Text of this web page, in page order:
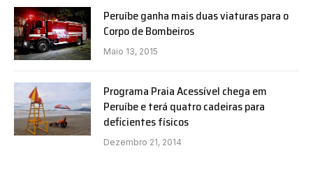
Peruíbe ganha mais duas viaturas para o
Corpo de Bombeiros
Maio 13, 2015
Programa Praia Acessível chega em
Peruíbe e terá quatro cadeiras para
deficientes físicos
Dezembro 21, 2014